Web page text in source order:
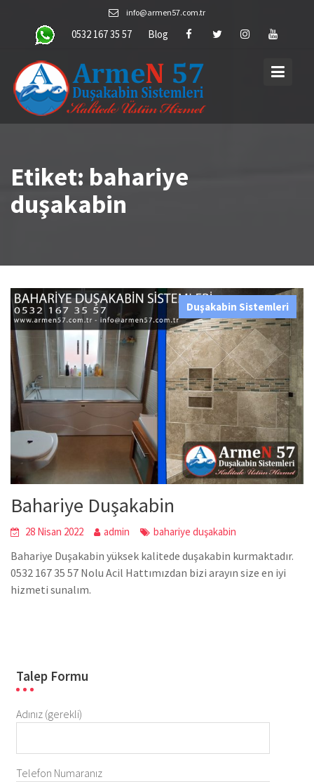
content
info@armen57.com.tr
0532 167 35 57 Blog
Etiket: bahariye
duşakabin
Duşakabin Sistemleri
Bahariye Duşakabin
28 Nisan 2022 admin bahariye duşakabin
Bahariye Duşakabin yüksek kalitede duşakabin kurmaktadır.
0532 167 35 57 Nolu Acil Hattımızdan bizi arayın size en iyi
hizmeti sunalım.
Talep Formu
Adınız (gerekli)
Telefon Numaranız